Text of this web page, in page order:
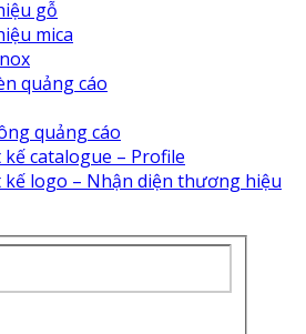
gỗ
mica
quảng cáo
quảng cáo
catalogue – Profile
logo – Nhận diện thương hiệu